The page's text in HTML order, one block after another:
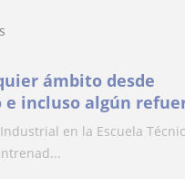
ámbito desde
incluso algún
en la Escuela